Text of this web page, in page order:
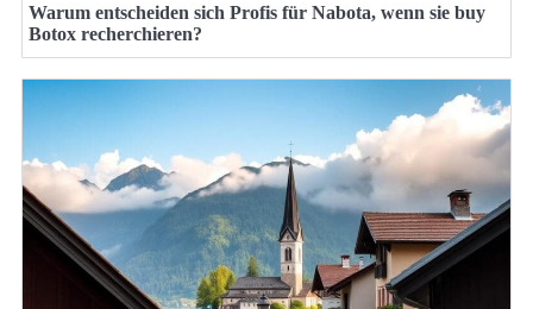
Warum entscheiden sich Profis für Nabota, wenn sie buy
Botox recherchieren?